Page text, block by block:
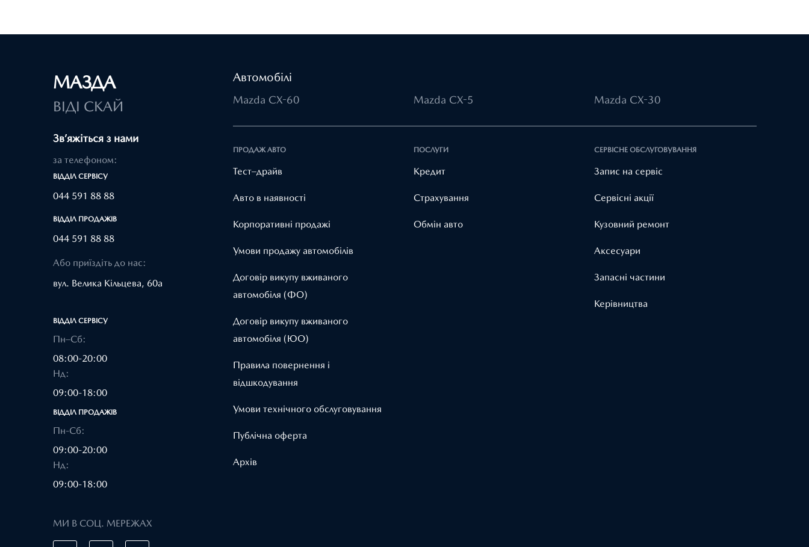
МАЗДА
ВІДІ СКАЙ
Зв’яжіться з нами
за телефоном:
ВІДДІЛ CЕРВІСУ
044 591 88 88
ВІДДІЛ ПРОДАЖІВ
044 591 88 88
Або приїздіть до нас:
вул. Велика Кільцева, 60а
ВІДДІЛ CЕРВІСУ
Пн–Сб:
08:00-20:00
Нд:
09:00-18:00
ВІДДІЛ ПРОДАЖІВ
Пн-Сб:
09:00-20:00
Нд:
09:00-18:00
МИ В СОЦ. МЕРЕЖАХ
Автомобілі
Mazda CX-60 Mazda CX-5 Mazda CX-30
ПРОДАЖ АВТО
Тест–драйв
Авто в наявності
Корпоративні продажі
Умови продажу автомобілів
Договір викупу вживаного
автомобіля (ФО)
Договір викупу вживаного
автомобіля (ЮО)
Правила повернення і
відшкодування
Умови технічного обслуговування
Публічна оферта
Архів
ПОСЛУГИ
Кредит
Страхування
Обмін авто
СЕРВІСНЕ ОБСЛУГОВУВАННЯ
Запис на сервіс
Cервісні акції
Кузовний ремонт
Аксесуари
Запасні частини
Керівництва